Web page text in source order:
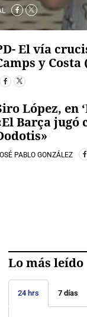
El vía
y Costa
López, en
Barça jugó
PABLO GONZÁLEZ
Lo más leído
24 hrs 7 días